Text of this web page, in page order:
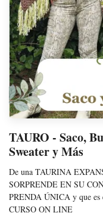
TAURO - Saco,
Sweater y Más
De una TAURINA
SORPRENDE EN SU
PRENDA ÚNICA y que
CURSO ON LINE